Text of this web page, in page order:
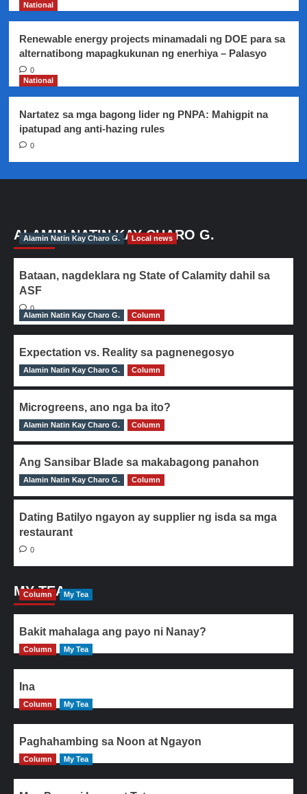
National
Renewable energy projects minamadali ng DOE para sa
alternatibong mapagkukunan ng enerhiya – Palasyo
0
National
Nartatez sa mga bagong lider ng PNPA: Mahigpit na
ipatupad ang anti-hazing rules
0
ALAMIN NATIN KAY CHARO G.
Alamin Natin Kay Charo G. Local news
Bataan, nagdeklara ng State of Calamity dahil sa
ASF
0
Alamin Natin Kay Charo G.
Column
Expectation vs. Reality sa pagnenegosyo
0
Alamin Natin Kay Charo G. Column
Microgreens, ano nga ba ito?
0
Alamin Natin Kay Charo G. Column
Ang Sansibar Blade sa makabagong panahon
0
Alamin Natin Kay Charo G. Column
Dating Batilyo ngayon ay supplier ng isda sa mga
restaurant
0
MY TEA
Column My Tea
Bakit mahalaga ang payo ni Nanay?
Column My Tea
Ina
Column My Tea
Paghahambing sa Noon at Ngayon
Column My Tea